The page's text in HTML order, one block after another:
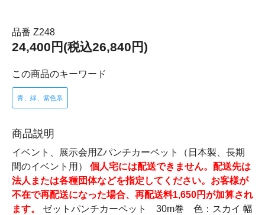
品番 Z248
24,400円(税込26,840円)
この商品のキーワード
青、緑、紫色系
商品説明
イベント、展示会用Zパンチカーペット（日本製、長期
間のイベント用） 個人宅には配送できません。配送先は
法人または各種団体などを指定してください。お客様が
不在で再配送になった場合、再配送料1,650円が加算され
ます。
ゼットパンチカーペット 30m巻 色：スカイ 幅